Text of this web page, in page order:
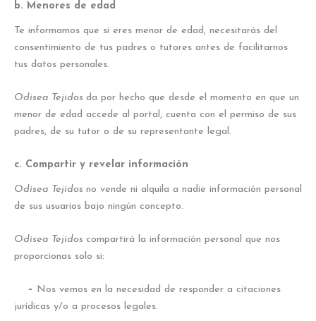
b. Menores de edad
Te informamos que si eres menor de edad, necesitarás del
consentimiento de tus padres o tutores antes de facilitarnos
tus datos personales.
Odisea Tejidos da por hecho que desde el momento en que un
menor de edad accede al portal, cuenta con el permiso de sus
padres, de su tutor o de su representante legal.
c. Compartir y revelar información
Odisea Tejidos no vende ni alquila a nadie información personal
de sus usuarios bajo ningún concepto.
Odisea Tejidos compartirá la información personal que nos
proporcionas solo si:
– Nos vemos en la necesidad de responder a citaciones
jurídicas y/o a procesos legales.